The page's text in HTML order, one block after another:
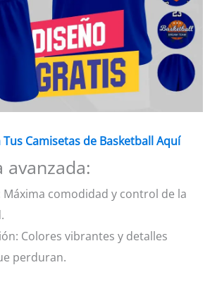
Camisetas de Basketball Aquí
avanzada:
Máxima comodidad y control de la
Colores vibrantes y detalles
perduran.